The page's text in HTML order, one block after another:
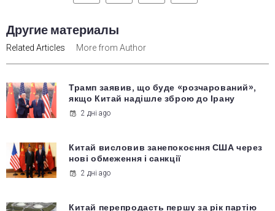
Другие материалы
Related Articles More from Author
Трамп заявив, що буде «розчарований»,
якщо Китай надішле зброю до Ірану
2 дні ago
Китай висловив занепокоєння США через
нові обмеження і санкції
2 дні ago
Китай перепродасть першу за рік партію